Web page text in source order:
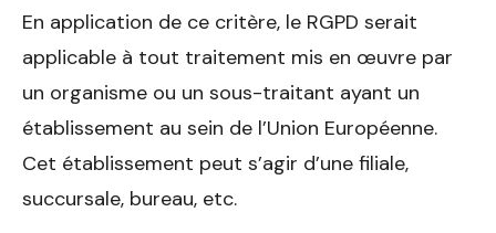
En application de ce critère, le RGPD serait
applicable à tout traitement mis en œuvre par
un organisme ou un sous-traitant ayant un
établissement au sein de l’Union Européenne.
Cet établissement peut s’agir d’une filiale,
succursale, bureau, etc.